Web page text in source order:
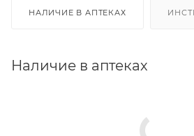
НАЛИЧИЕ В АПТЕКАХ
Наличие в аптеках